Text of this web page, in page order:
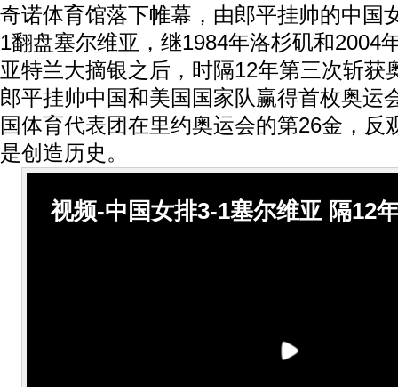
奇诺体育馆落下帷幕，由郎平挂帅的中国
1翻盘塞尔维亚，继1984年洛杉矶和2004
亚特兰大摘银之后，时隔12年第三次斩获
郎平挂帅中国和美国国家队赢得首枚奥运
国体育代表团在里约奥运会的第26金，反
是创造历史。
视频-中国女排3-1塞尔维亚 隔12